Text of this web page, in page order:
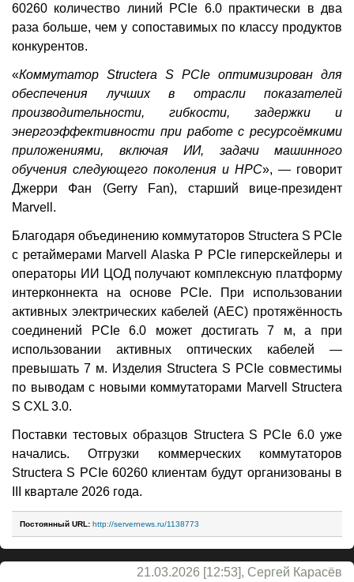
60260 количество линий PCIe 6.0 практически в два
раза больше, чем у сопоставимых по классу продуктов
конкурентов.
«Коммутатор Structera S PCIe оптимизирован для
обеспечения лучших в отрасли показателей
производительности, гибкости, задержки и
энергоэффективности при работе с ресурсоёмкими
приложениями, включая ИИ, задачи машинного
обучения следующего поколения и НРС», — говорит
Джерри Фан (Gerry Fan), старший вице-президент
Marvell.
Благодаря объединению коммутаторов Structera S PCIe
с ретаймерами Marvell Alaska P PCIe гиперскейлеры и
операторы ИИ ЦОД получают комплексную платформу
интерконнекта на основе PCIe. При использовании
активных электрических кабелей (AEC) протяжённость
соединений PCIe 6.0 может достигать 7 м, а при
использовании активных оптических кабелей —
превышать 7 м. Изделия Structera S PCIe совместимы
по выводам с новыми коммутаторами Marvell Structera
S CXL 3.0.
Поставки тестовых образцов Structera S PCIe 6.0 уже
начались. Отгрузки коммерческих коммутаторов
Structera S PCIe 60260 клиентам будут организованы в
III квартале 2026 года.
Постоянный URL: http://servernews.ru/1138773
21.03.2026 [12:53], Сергей Карасёв